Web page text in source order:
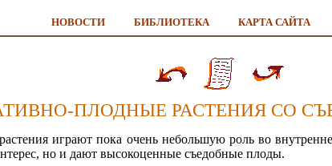
НОВОСТИ БИБЛИОТЕКА КАРТА САЙТА
ПЛОДНЫЕ РАСТЕНИЯ СО
играют пока очень небольшую роль во
но и дают высокоценные съедобные плоды.